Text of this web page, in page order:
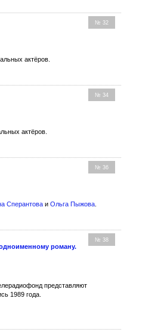
№ 32
актёров.
№ 34
актёров.
№ 36
Сперантова иОльга Пыжова
№ 38
роману.
представляют
1989 года.